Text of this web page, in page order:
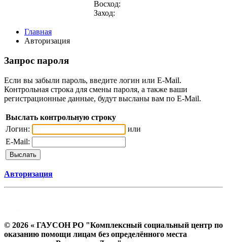
Восход:
Заход:
Главная
Авторизация
Запрос пароля
Если вы забыли пароль, введите логин или E-Mail.
Контрольная строка для смены пароля, а также ваши
регистрационные данные, будут высланы вам по E-Mail.
Выслать контрольную строку
Логин:
или
E-Mail:
Авторизация
© 2026 « ГАУСОН РО "Комплексный социальный центр по
оказанию помощи лицам без определённого места